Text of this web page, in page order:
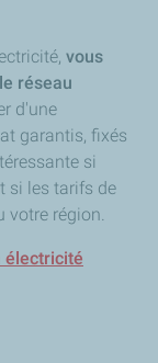
vous
réseau
d'une
garantis, fixés
si
si les tarifs de
votre région.
électricité